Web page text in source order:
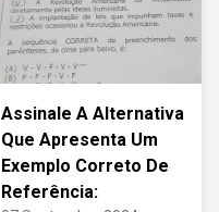
Assinale A Alternativa
Que Apresenta Um
Exemplo Correto De
Referência: